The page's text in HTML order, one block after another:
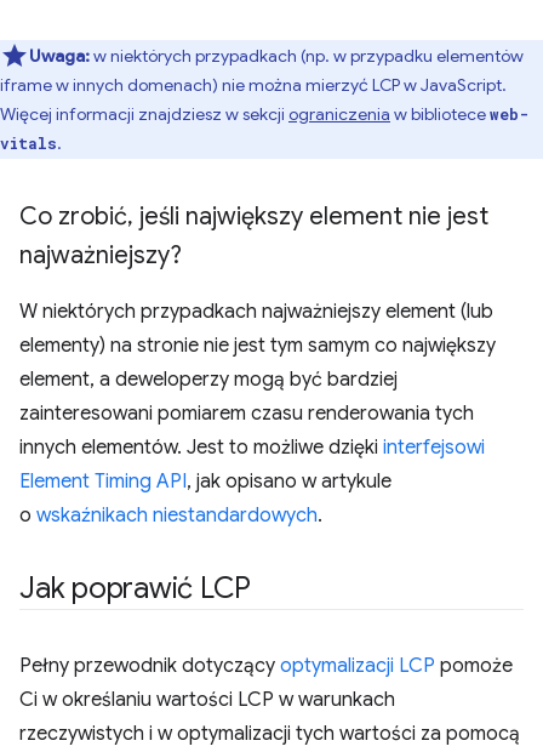
Uwaga:w niektórych przypadkach (np. w przypadku elementów
iframe w innych domenach) nie można mierzyć LCP w JavaScript.
Więcej informacji znajdziesz w sekcji ograniczenia w biblioteceweb-
vitals.
Co zrobić, jeśli największy element nie jest
najważniejszy?
W niektórych przypadkach najważniejszy element (lub
elementy) na stronie nie jest tym samym co największy
element, a deweloperzy mogą być bardziej
zainteresowani pomiarem czasu renderowania tych
innych elementów. Jest to możliwe dzięki interfejsowi
Element Timing API, jak opisano w artykule
o wskaźnikach niestandardowych.
Jak poprawić LCP
Pełny przewodnik dotyczący optymalizacji LCP pomoże
Ci w określaniu wartości LCP w warunkach
rzeczywistych i w optymalizacji tych wartości za pomocą